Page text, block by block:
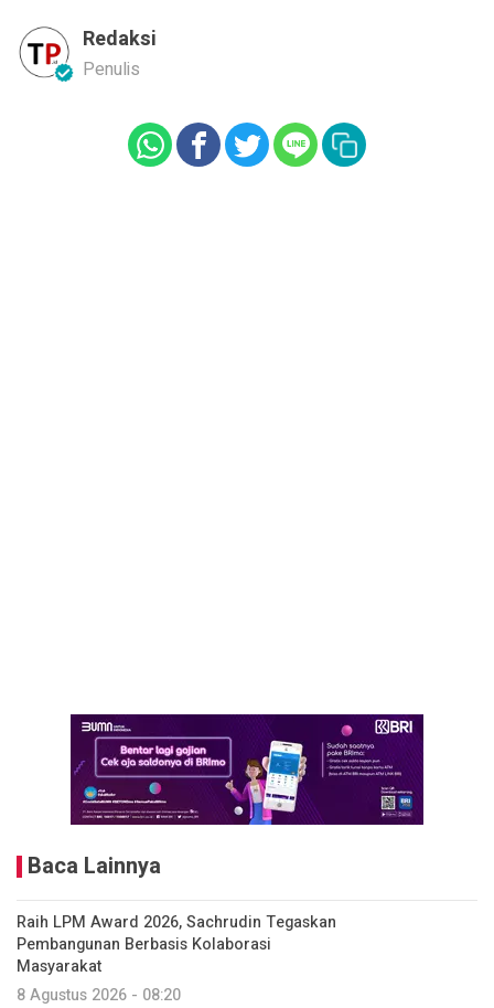
Redaksi
Penulis
Baca Lainnya
Raih LPM Award 2026, Sachrudin Tegaskan
Pembangunan Berbasis Kolaborasi
Masyarakat
8 Agustus 2026 - 08:20